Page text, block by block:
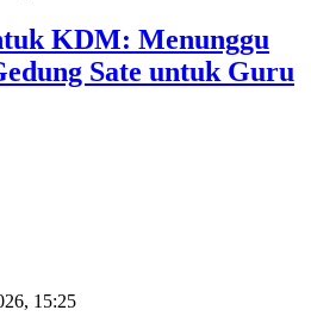
KDM: Menunggu
Sate untuk Guru
15:25